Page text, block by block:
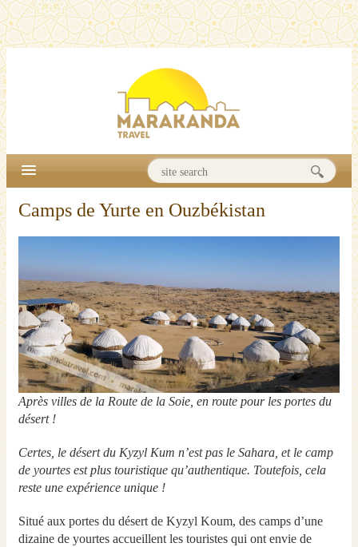
Camps de Yurte en Ouzbékistan
Après villes de la Route de la Soie, en route pour les portes du
désert !
Certes, le désert du Kyzyl Kum n’est pas le Sahara, et le camp
de yourtes est plus touristique qu’authentique. Toutefois, cela
reste une expérience unique !
Situé aux portes du désert de Kyzyl Koum, des camps d’une
dizaine de yourtes accueillent les touristes qui ont envie de